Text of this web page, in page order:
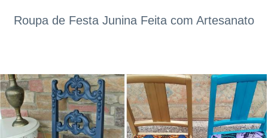
Roupa de Festa Junina Feita com Artesanato